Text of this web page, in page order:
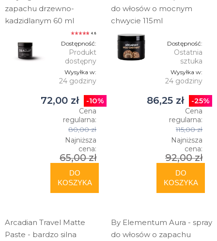
zapachu drzewno-
kadzidlanym 60 ml
4.8
Dostępność:
Produkt
dostępny
Wysyłka w:
24 godziny
72,00 zł -10%
Cena
regularna:
80,00 zł
Najniższa
cena:
65,00 zł
DO
KOSZYKA
do włosów o mocnym
chwycie 115ml
Dostępność:
Ostatnia
sztuka
Wysyłka w:
24 godziny
86,25 zł -25%
Cena
regularna:
115,00 zł
Najniższa
cena:
92,00 zł
DO
KOSZYKA
Arcadian Travel Matte
Paste - bardzo silna
By Elementum Aura - spray
do włosów o zapachu